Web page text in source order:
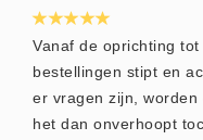
COVID-19 artikelen (0)
COVID-19 artikelen (0)
Drogisterij
Vanaf de oprichting
bestellingen stipt en
er vragen zijn,
het dan onverhoopt